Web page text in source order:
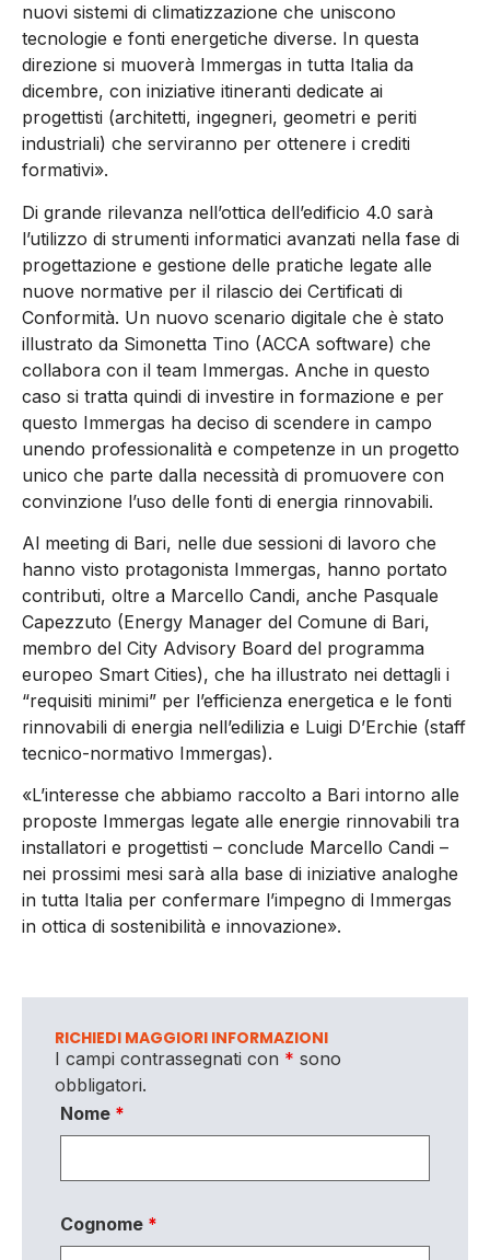
nuovi sistemi di climatizzazione che uniscono
tecnologie e fonti energetiche diverse. In questa
direzione si muoverà Immergas in tutta Italia da
dicembre, con iniziative itineranti dedicate ai
progettisti (architetti, ingegneri, geometri e periti
industriali) che serviranno per ottenere i crediti
formativi».
Di grande rilevanza nell’ottica dell’edificio 4.0 sarà
l’utilizzo di strumenti informatici avanzati nella fase di
progettazione e gestione delle pratiche legate alle
nuove normative per il rilascio dei Certificati di
Conformità. Un nuovo scenario digitale che è stato
illustrato da Simonetta Tino (ACCA software) che
collabora con il team Immergas. Anche in questo
caso si tratta quindi di investire in formazione e per
questo Immergas ha deciso di scendere in campo
unendo professionalità e competenze in un progetto
unico che parte dalla necessità di promuovere con
convinzione l’uso delle fonti di energia rinnovabili.
Al meeting di Bari, nelle due sessioni di lavoro che
hanno visto protagonista Immergas, hanno portato
contributi, oltre a Marcello Candi, anche Pasquale
Capezzuto (Energy Manager del Comune di Bari,
membro del City Advisory Board del programma
europeo Smart Cities), che ha illustrato nei dettagli i
“requisiti minimi” per l’efficienza energetica e le fonti
rinnovabili di energia nell’edilizia e Luigi D’Erchie (staff
tecnico-normativo Immergas).
«L’interesse che abbiamo raccolto a Bari intorno alle
proposte Immergas legate alle energie rinnovabili tra
installatori e progettisti – conclude Marcello Candi –
nei prossimi mesi sarà alla base di iniziative analoghe
in tutta Italia per confermare l’impegno di Immergas
in ottica di sostenibilità e innovazione».
RICHIEDI MAGGIORI INFORMAZIONI
I campi contrassegnati con * sono
obbligatori.
Nome *
Cognome *